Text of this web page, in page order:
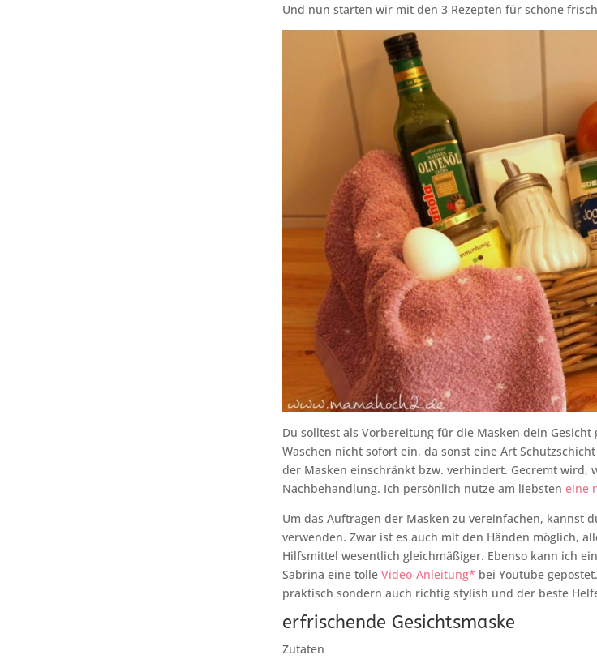
Und nun starten wir mit den 3 Rezepten für schöne
Du solltest als Vorbereitung für die Masken dein
Waschen nicht sofort ein, da sonst eine Art
der Masken einschränkt bzw. verhindert. Gecremt wird,
Nachbehandlung. Ich persönlich nutze am liebsten eine
Um das Auftragen der Masken zu vereinfachen, kannst
verwenden. Zwar ist es auch mit den Händen möglich,
Hilfsmittel wesentlich gleichmäßiger. Ebenso kann ich
Sabrina eine tolleVideo-Anleitung* bei Youtube
praktisch sondern auch richtig stylish und der beste
erfrischende Gesichtsmaske
Zutaten